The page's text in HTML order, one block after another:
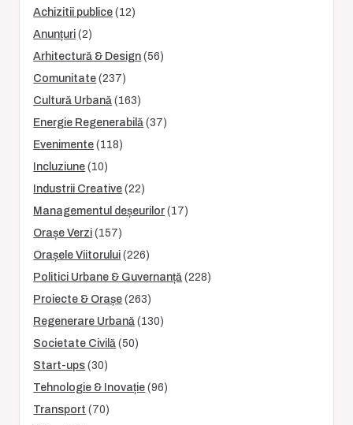
Achizitii publice (12)
Anunțuri (2)
Arhitectură & Design (56)
Comunitate (237)
Cultură Urbană (163)
Energie Regenerabilă (37)
Evenimente (118)
Incluziune (10)
Industrii Creative (22)
Managementul deșeurilor (17)
Orașe Verzi (157)
Orașele Viitorului (226)
Politici Urbane & Guvernanță (228)
Proiecte & Orașe (263)
Regenerare Urbană (130)
Societate Civilă (50)
Start-ups (30)
Tehnologie & Inovație (96)
Transport (70)